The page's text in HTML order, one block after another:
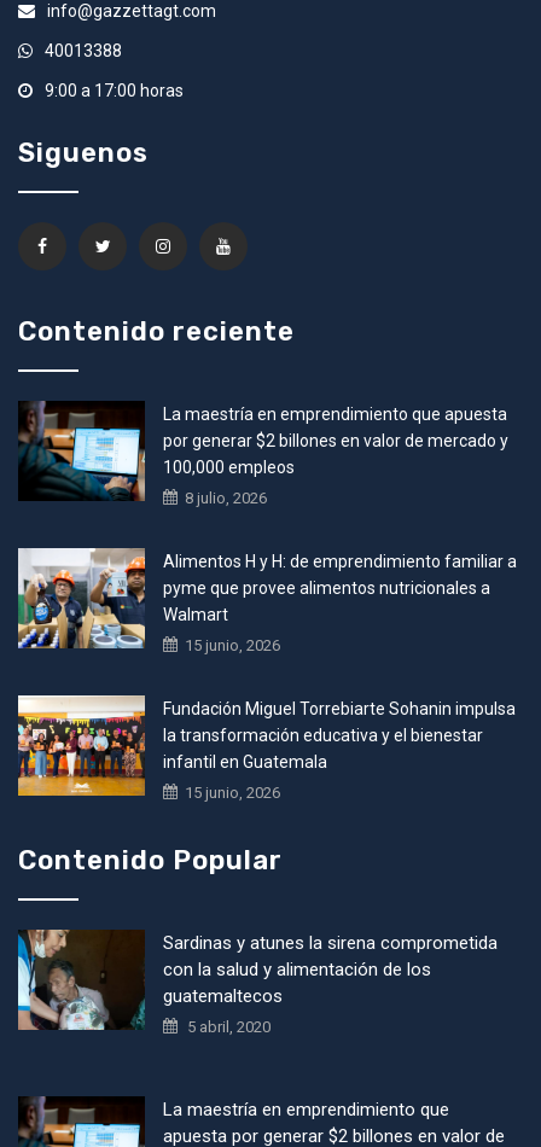
info@gazzettagt.com
40013388
9:00 a 17:00 horas
Siguenos
Contenido reciente
La maestría en emprendimiento que apuesta
por generar $2 billones en valor de mercado y
100,000 empleos
8 julio, 2026
Alimentos H y H: de emprendimiento familiar a
pyme que provee alimentos nutricionales a
Walmart
15 junio, 2026
Fundación Miguel Torrebiarte Sohanin impulsa
la transformación educativa y el bienestar
infantil en Guatemala
15 junio, 2026
Contenido Popular
Sardinas y atunes la sirena comprometida
con la salud y alimentación de los
guatemaltecos
5 abril, 2020
La maestría en emprendimiento que
apuesta por generar $2 billones en valor de